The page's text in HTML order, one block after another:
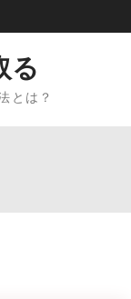
る
とは？